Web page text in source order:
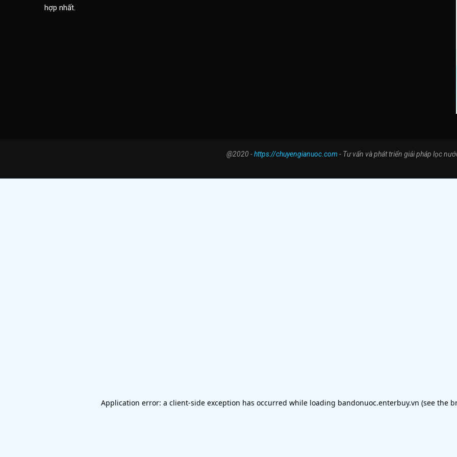
hợp nhất.
@2020 -https://chuyengianuoc.com - Tư vấn và phát triển giải pháp lọc